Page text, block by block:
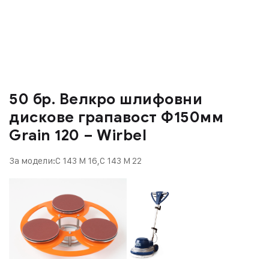
50 бр. Велкро шлифовни
дискове грапавост Ф150мм
Grain 120 – Wirbel
За модели:C 143 M 16,C 143 M 22